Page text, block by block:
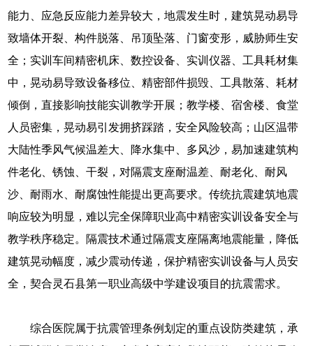
能力、应急反应能力差异较大，地震发生时，建筑晃动易导
致墙体开裂、构件脱落、吊顶坠落、门窗变形，威胁师生安
全；实训车间精密机床、数控设备、实训仪器、工具耗材集
中，晃动易导致设备移位、精密部件损毁、工具散落、耗材
倾倒，直接影响技能实训教学开展；教学楼、宿舍楼、食堂
人员密集，晃动易引发拥挤踩踏，安全风险较高；山区温带
大陆性季风气候温差大、降水集中、多风沙，易加速建筑构
件老化、锈蚀、干裂，对隔震支座耐温差、耐老化、耐风
沙、耐雨水、耐腐蚀性能提出更高要求。传统抗震建筑地震
响应较为明显，难以完全保障职业高中精密实训设备安全与
教学秩序稳定。隔震技术通过隔震支座隔离地震能量，降低
建筑晃动幅度，减少震动传递，保护精密实训设备与人员安
全，契合灵石县第一职业高级中学建设项目的抗震需求。
综合医院属于抗震管理条例划定的重点设防类建筑，承